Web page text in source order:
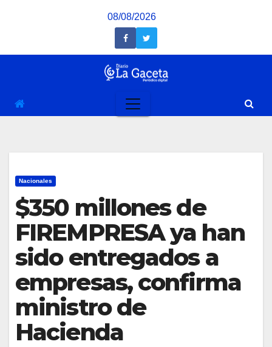
08/08/2026
Nacionales
$350 millones de
FIREMPRESA ya han
sido entregados a
empresas, confirma
ministro de
Hacienda